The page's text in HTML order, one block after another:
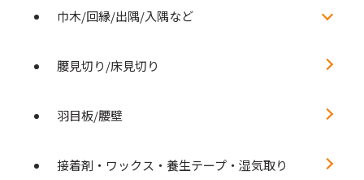
巾木/回縁/出隅/入隅など
腰見切り/床見切り
羽目板/腰壁
接着剤・ワックス・養生テープ・湿気取り